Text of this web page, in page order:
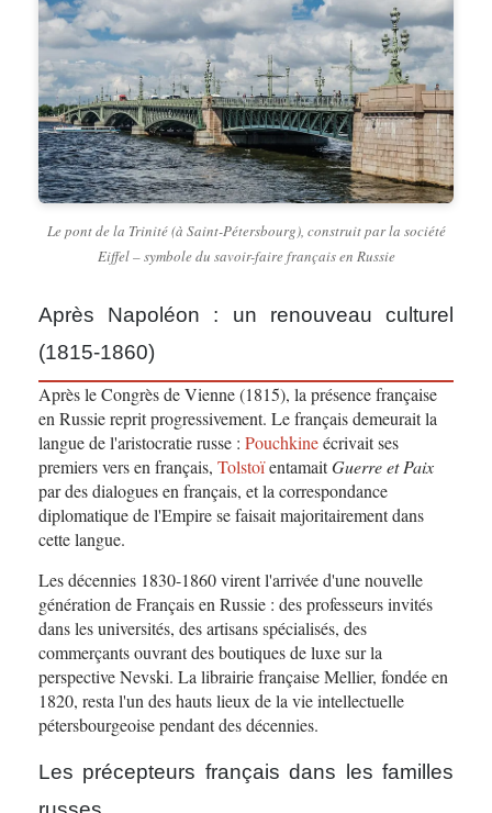
Le pont de la Trinité (à Saint-Pétersbourg), construit par la société
Eiffel – symbole du savoir-faire français en Russie
Après Napoléon : un renouveau culturel
(1815-1860)
Après le Congrès de Vienne (1815), la présence française
en Russie reprit progressivement. Le français demeurait la
langue de l'aristocratie russe : Pouchkineécrivait ses
premiers vers en français, TolstoïentamaitGuerre et Paix
par des dialogues en français, et la correspondance
diplomatique de l'Empire se faisait majoritairement dans
cette langue.
Les décennies 1830-1860 virent l'arrivée d'une nouvelle
génération de Français en Russie : des professeurs invités
dans les universités, des artisans spécialisés, des
commerçants ouvrant des boutiques de luxe sur la
perspective Nevski. La librairie française Mellier, fondée en
1820, resta l'un des hauts lieux de la vie intellectuelle
pétersbourgeoise pendant des décennies.
Les précepteurs français dans les familles